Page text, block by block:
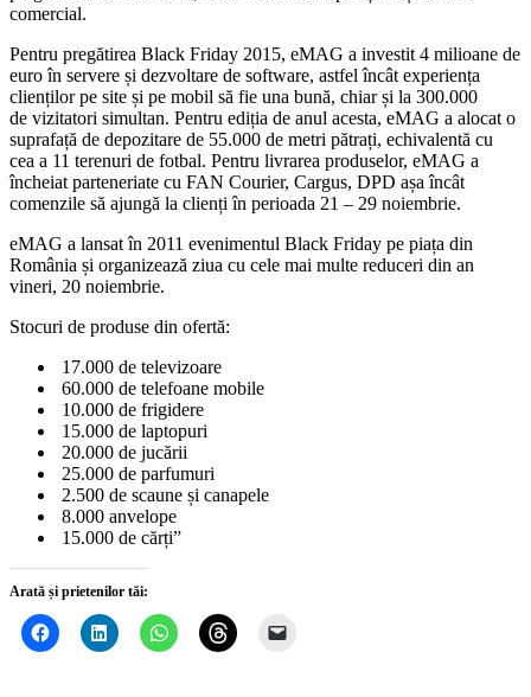
comercial.
Pentru pregătirea Black Friday 2015, eMAG a investit 4 milioane de
euro în servere și dezvoltare de software, astfel încât experiența
clienților pe site și pe mobil să fie una bună, chiar și la 300.000
de vizitatori simultan. Pentru ediția de anul acesta, eMAG a alocat o
suprafață de depozitare de 55.000 de metri pătrați, echivalentă cu
cea a 11 terenuri de fotbal. Pentru livrarea produselor, eMAG a
încheiat parteneriate cu FAN Courier, Cargus, DPD așa încât
comenzile să ajungă la clienți în perioada 21 – 29 noiembrie.
eMAG a lansat în 2011 evenimentul Black Friday pe piața din
România și organizează ziua cu cele mai multe reduceri din an
vineri, 20 noiembrie.
Stocuri de produse din ofertă:
17.000 de televizoare
60.000 de telefoane mobile
10.000 de frigidere
15.000 de laptopuri
20.000 de jucării
25.000 de parfumuri
2.500 de scaune și canapele
8.000 anvelope
15.000 de cărți”
Arată și prietenilor tăi: